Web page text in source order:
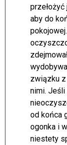
aby do
związku z
nimi.
od końca
ogonka i
niestety